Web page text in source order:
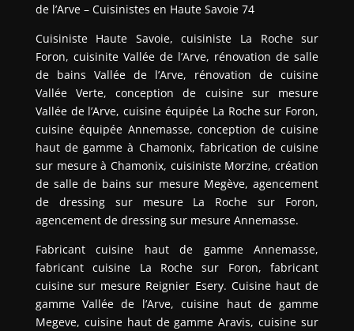
de l’Arve – Cuisinistes en Haute Savoie 74
Cuisiniste Haute Savoie, cuisiniste La Roche sur
Foron, cuisinite Vallée de l’Arve, rénovation de salle
de bains Vallée de l’Arve, rénovation de cuisine
Vallée Verte, conception de cuisine sur mesure
Vallée de l’Arve, cuisine équipée La Roche sur Foron,
cuisine équipée Annemasse, conception de cuisine
haut de gamme à Chamonix, fabrication de cuisine
sur mesure à Chamonix, cuisiniste Morzine, création
de salle de bains sur mesure Megève, agencement
de dressing sur mesure La Roche sur Foron,
agencement de dressing sur mesure Annemasse.
Fabricant cuisine haut de gamme Annemasse,
fabricant cuisine La Roche sur Foron, fabricant
cuisine sur mesure Reignier Esery. Cuisine haut de
gamme Vallée de l’Arve, cuisine haut de gamme
Megeve, cuisine haut de gamme Aravis, cuisine sur